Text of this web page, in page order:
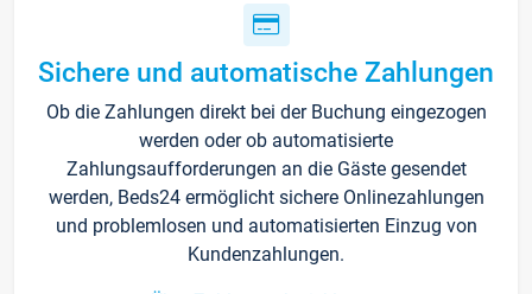
Sichere und automatische Zahlungen
Ob die Zahlungen direkt bei der Buchung eingezogen
werden oder ob automatisierte
Zahlungsaufforderungen an die Gäste gesendet
werden, Beds24 ermöglicht sichere Onlinezahlungen
und problemlosen und automatisierten Einzug von
Kundenzahlungen.